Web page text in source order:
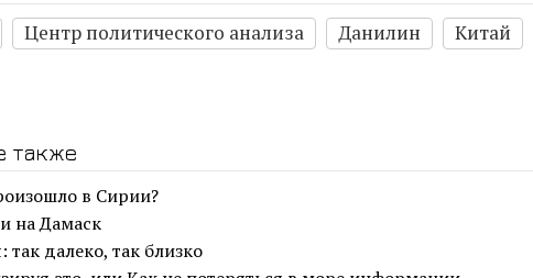
Центр политического анализа Данилин
Китай
также
в Сирии?
на Дамаск
так далеко, так близко